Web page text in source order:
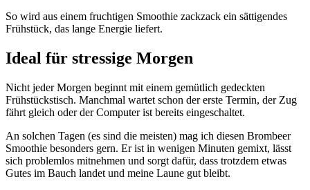
So wird aus einem fruchtigen Smoothie zackzack ein sättigendes
Frühstück, das lange Energie liefert.
Ideal für stressige Morgen
Nicht jeder Morgen beginnt mit einem gemütlich gedeckten
Frühstückstisch. Manchmal wartet schon der erste Termin, der Zug
fährt gleich oder der Computer ist bereits eingeschaltet.
An solchen Tagen (es sind die meisten) mag ich diesen Brombeer
Smoothie besonders gern. Er ist in wenigen Minuten gemixt, lässt
sich problemlos mitnehmen und sorgt dafür, dass trotzdem etwas
Gutes im Bauch landet und meine Laune gut bleibt.